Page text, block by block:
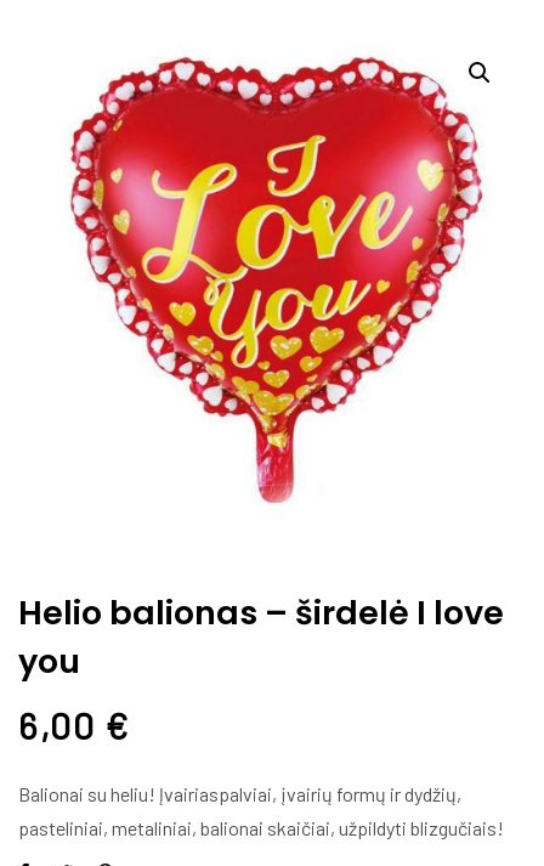
Helio balionas – širdelė I love
you
6,00 €
Balionai su heliu! Įvairiaspalviai, įvairių formų ir dydžių,
pasteliniai, metaliniai, balionai skaičiai, užpildyti blizgučiais!